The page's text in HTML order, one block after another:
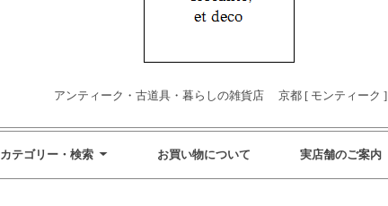
アンティーク・古道具・暮らしの雑貨店 京都 [ モンティーク ]
カテゴリー・検索 お買い物について 実店舗のご案内